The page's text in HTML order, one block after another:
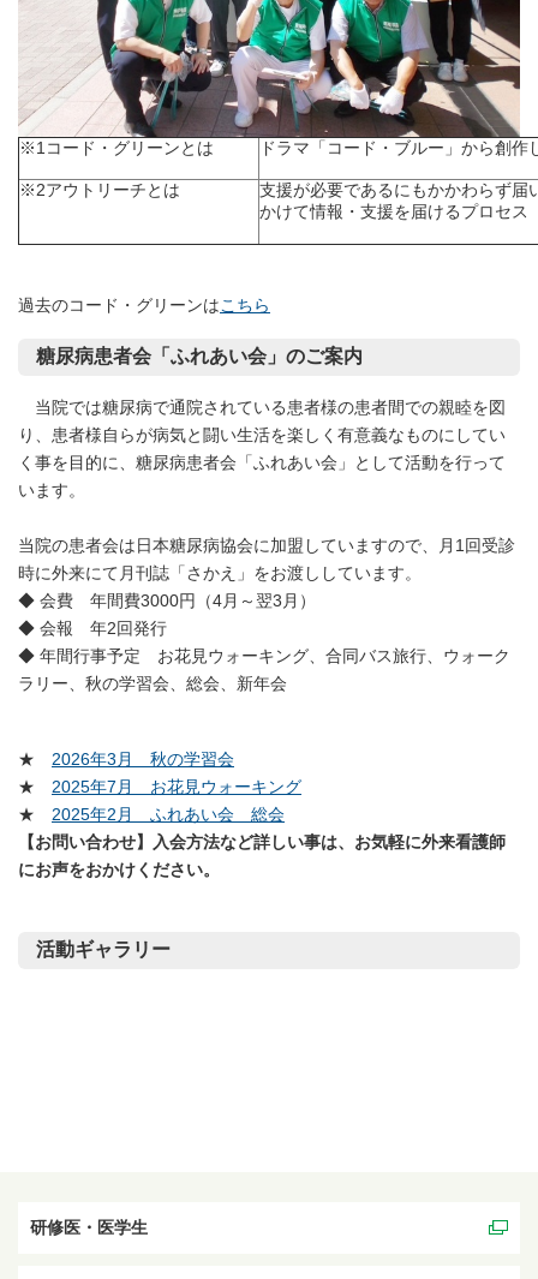
※1コード・グリーンとは ドラマ「コード・ブルー」から創作
※2アウトリーチとは
支援が必要であるにもかかわらず届
かけて情報・支援を届けるプロセス
過去のコード・グリーンはこちら
糖尿病患者会「ふれあい会」のご案内
当院では糖尿病で通院されている患者様の患者間での親睦を図
り、患者様自らが病気と闘い生活を楽しく有意義なものにしてい
く事を目的に、糖尿病患者会「ふれあい会」として活動を行って
います。
当院の患者会は日本糖尿病協会に加盟していますので、月1回受診
時に外来にて月刊誌「さかえ」をお渡ししています。
◆ 会費 年間費3000円（4月～翌3月）
◆ 会報 年2回発行
◆ 年間行事予定 お花見ウォーキング、合同バス旅行、ウォーク
ラリー、秋の学習会、総会、新年会
★ 2026年3月 秋の学習会
★ 2025年7月 お花見ウォーキング
★ 2025年2月 ふれあい会 総会
【お問い合わせ】入会方法など詳しい事は、お気軽に外来看護師
にお声をおかけください。
活動ギャラリー
研修医・医学生